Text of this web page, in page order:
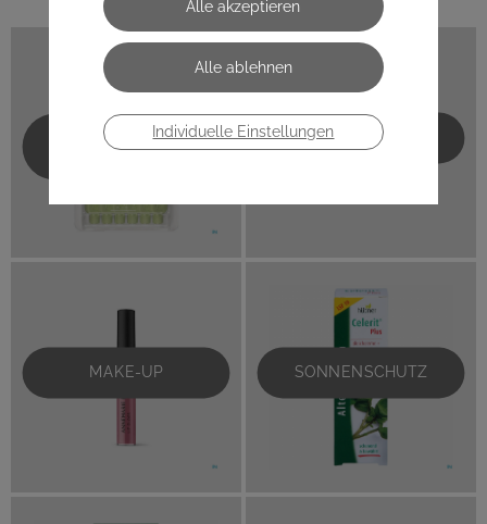
MUND- UND
ZAHNPFLEGE
HAUTPFLEGE
MAKE-UP SONNENSCHUTZ
Individuelle Einstellungen